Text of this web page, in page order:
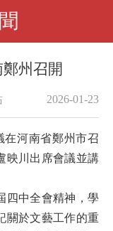
州召開
2026-01-23
在河南省鄭州市召
映川出席會議並講
中全會精神，學
關於文藝工作的重